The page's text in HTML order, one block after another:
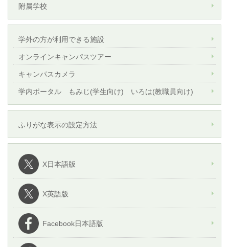
附属学校
学外の方が利用できる施設
オンラインキャンパスツアー
キャンパスカメラ
学内ポータル もみじ(学生向け) いろは(教職員向け)
ふりがな表示の設定方法
X日本語版
X英語版
Facebook日本語版